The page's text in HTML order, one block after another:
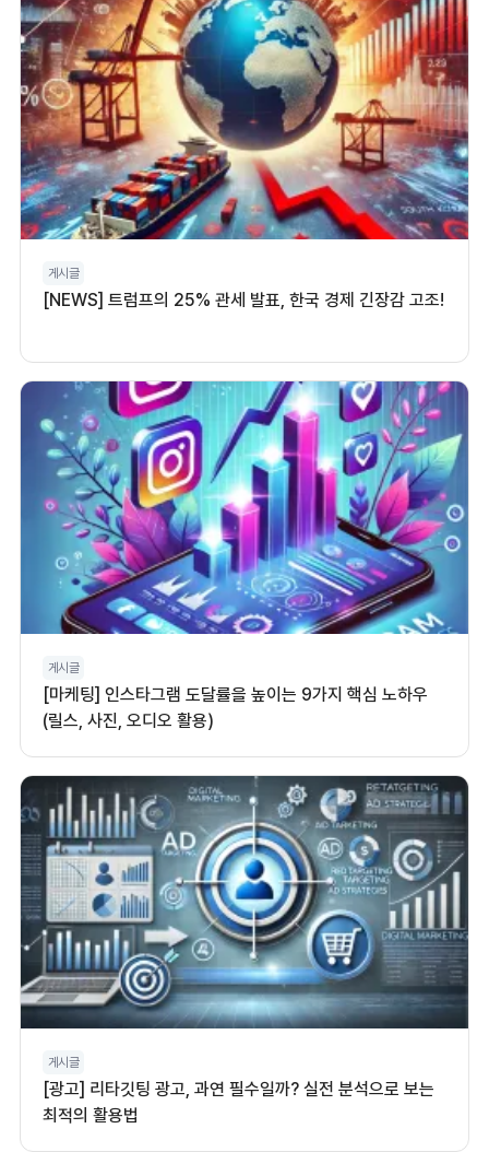
게시글
[NEWS] 트럼프의 25% 관세 발표, 한국 경제 긴장감 고조!
게시글
[마케팅] 인스타그램 도달률을 높이는 9가지 핵심 노하우
(릴스, 사진, 오디오 활용)
게시글
[광고] 리타깃팅 광고, 과연 필수일까? 실전 분석으로 보는
최적의 활용법